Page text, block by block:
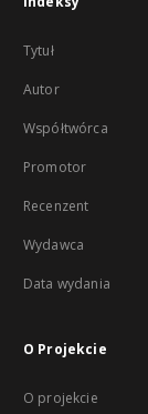
Tytuł
Autor
Współtwórca
Promotor
Recenzent
Wydawca
Data wydania
O Projekcie
O projekcie